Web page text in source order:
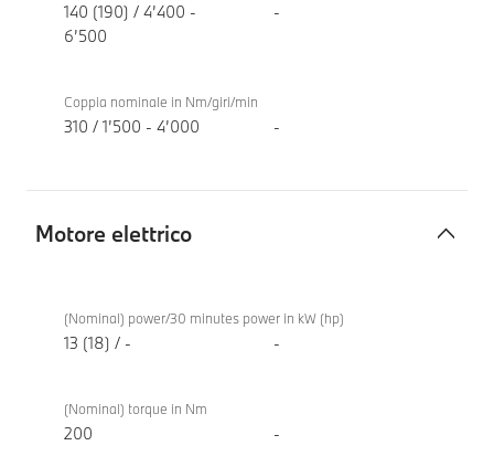
140 (190) / 4’400 -
6’500
-
Coppia nominale in Nm/giri/min
310 / 1’500 - 4’000 -
Motore elettrico
elettrico
X3 20
xDrive
(Nominal) power/30 minutes power in kW (hp)
13 (18) / - -
(Nominal) torque in Nm
200 -